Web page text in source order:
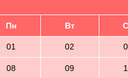
Пн
Вт
01 02
08 09